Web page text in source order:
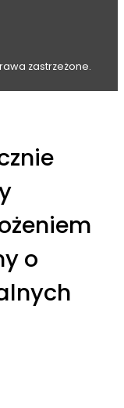
zastrzeżone.
o